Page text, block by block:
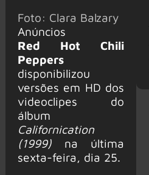
Foto: Clara Balzary
Anúncios
Red Hot Chili
Peppers
disponibilizou
versões em HD dos
videoclipes do
álbum
Californication
(1999)na última
sexta-feira, dia 25.